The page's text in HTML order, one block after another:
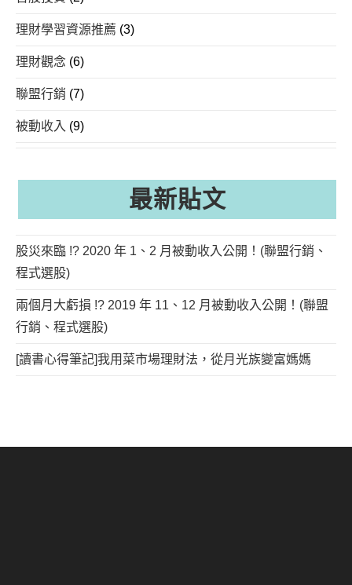
理財學習資源推薦 (3)
理財觀念 (6)
聯盟行銷 (7)
被動收入 (9)
最新貼文
股災來臨 !? 2020 年 1、2 月被動收入公開！(聯盟行銷、
程式選股)
兩個月大虧損 !? 2019 年 11、12 月被動收入公開！(聯盟
行銷、程式選股)
[讀書心得筆記]我用菜市場理財法，從月光族變富媽媽